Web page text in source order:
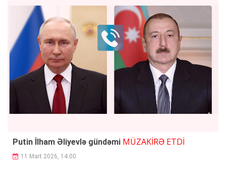
Putin İlham Əliyevlə gündəmi MÜZAKİRƏ ETDİ
11 Mart 2026, 14:00